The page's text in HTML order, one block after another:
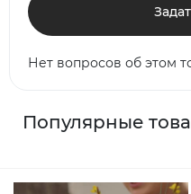
Нет вопросов об этом
Популярные